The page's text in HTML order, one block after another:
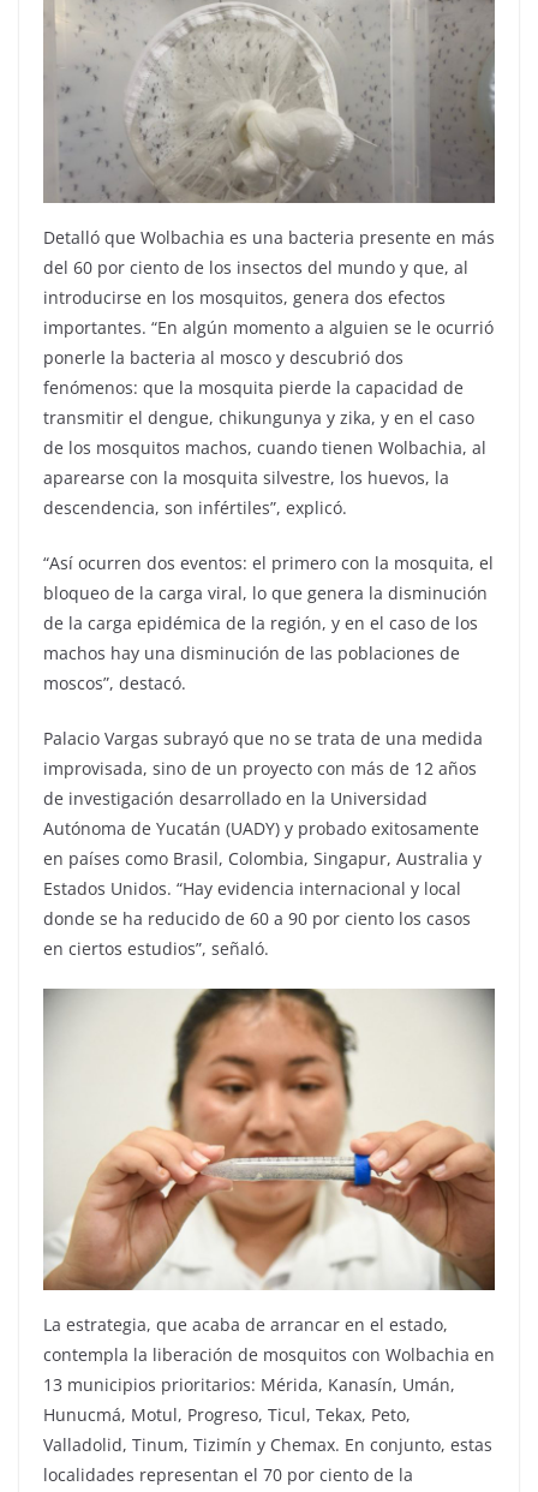
Detalló que Wolbachia es una bacteria presente en más
del 60 por ciento de los insectos del mundo y que, al
introducirse en los mosquitos, genera dos efectos
importantes. “En algún momento a alguien se le ocurrió
ponerle la bacteria al mosco y descubrió dos
fenómenos: que la mosquita pierde la capacidad de
transmitir el dengue, chikungunya y zika, y en el caso
de los mosquitos machos, cuando tienen Wolbachia, al
aparearse con la mosquita silvestre, los huevos, la
descendencia, son infértiles”, explicó.
“Así ocurren dos eventos: el primero con la mosquita, el
bloqueo de la carga viral, lo que genera la disminución
de la carga epidémica de la región, y en el caso de los
machos hay una disminución de las poblaciones de
moscos”, destacó.
Palacio Vargas subrayó que no se trata de una medida
improvisada, sino de un proyecto con más de 12 años
de investigación desarrollado en la Universidad
Autónoma de Yucatán (UADY) y probado exitosamente
en países como Brasil, Colombia, Singapur, Australia y
Estados Unidos. “Hay evidencia internacional y local
donde se ha reducido de 60 a 90 por ciento los casos
en ciertos estudios”, señaló.
La estrategia, que acaba de arrancar en el estado,
contempla la liberación de mosquitos con Wolbachia en
13 municipios prioritarios: Mérida, Kanasín, Umán,
Hunucmá, Motul, Progreso, Ticul, Tekax, Peto,
Valladolid, Tinum, Tizimín y Chemax. En conjunto, estas
localidades representan el 70 por ciento de la